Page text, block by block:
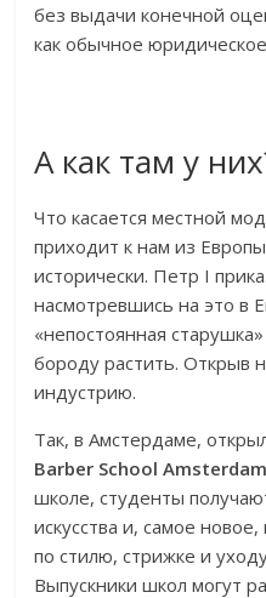
без выдачи конечной
как обычное
А как там у
Что касается местной
приходит к нам из
исторически. Петр I
насмотревшись на это в
«непостоянная
бороду растить. Открыв
индустрию.
Так, в Амстердаме,
Barber School Amsterdam
школе, студенты
искусства и, самое
по стилю, стрижке и
Выпускники школ могут